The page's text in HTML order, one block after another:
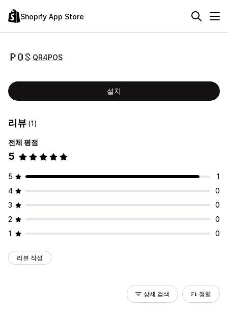
Shopify App Store
QR4POS
설치
리뷰 (1)
전체 평점
5
5
1
4
0
3
0
2
0
1
0
리뷰 작성
상세 검색 정렬